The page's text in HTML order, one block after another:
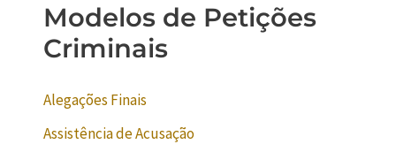
Modelos de Petições
Criminais
Alegações Finais
Assistência de Acusação